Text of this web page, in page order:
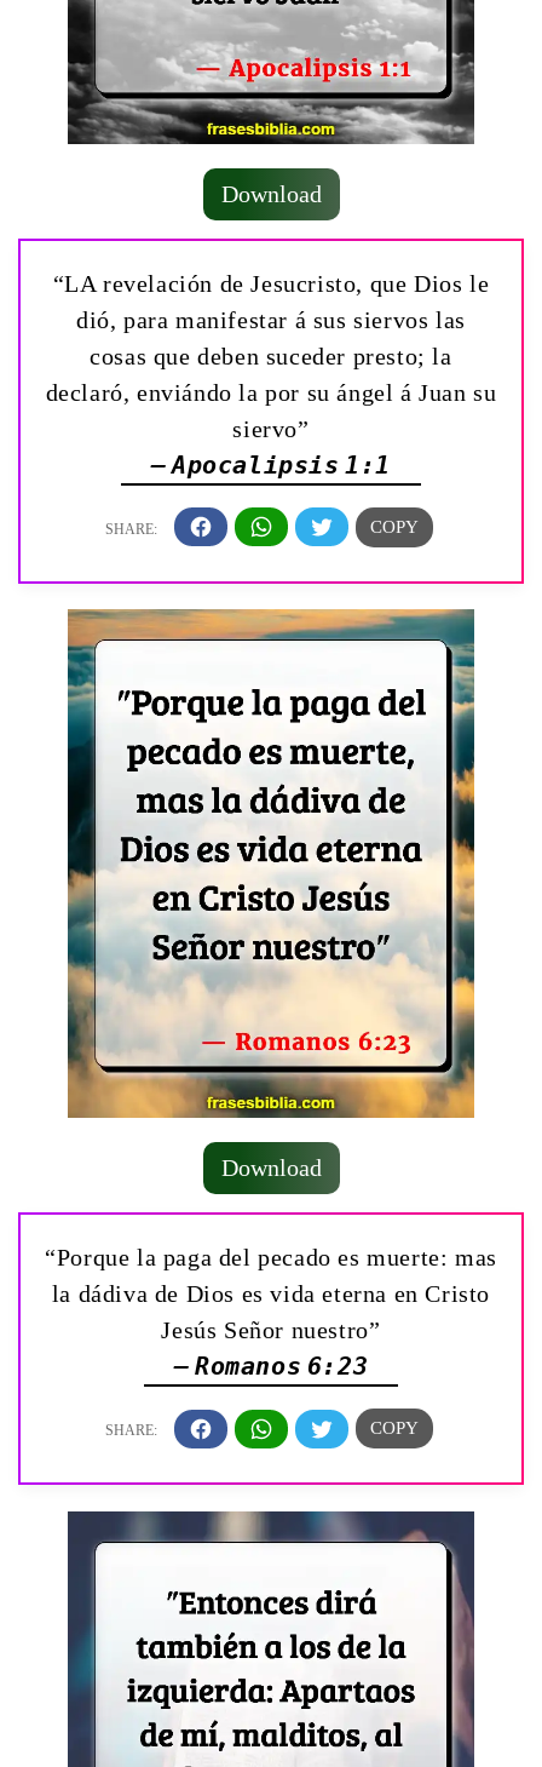
Download
“LA revelación de Jesucristo, que Dios le
dió, para manifestar á sus siervos las
cosas que deben suceder presto; la
declaró, enviándo la por su ángel á Juan su
siervo”
— Apocalipsis 1:1
Download
“Porque la paga del pecado es muerte: mas
la dádiva de Dios es vida eterna en Cristo
Jesús Señor nuestro”
— Romanos 6:23